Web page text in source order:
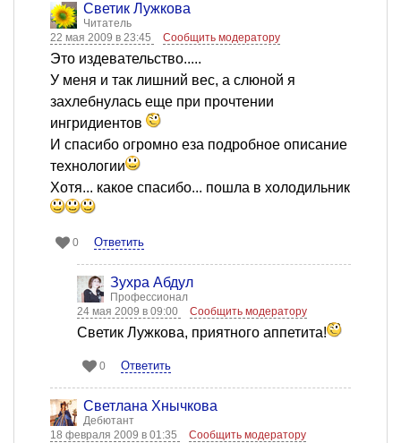
Светик Лужкова
Читатель
22 мая 2009 в 23:45
Сообщить модератору
Это издевательство.....
У меня и так лишний вес, а слюной я
захлебнулась еще при прочтении
ингридиентов
И спасибо огромно еза подробное описание
технологии
Хотя... какое спасибо... пошла в холодильник
0 Ответить
Зухра Абдул
Профессионал
24 мая 2009 в 09:00
Сообщить модератору
Светик Лужкова, приятного аппетита!
0 Ответить
Светлана Хнычкова
Дебютант
18 февраля 2009 в 01:35
Сообщить модератору